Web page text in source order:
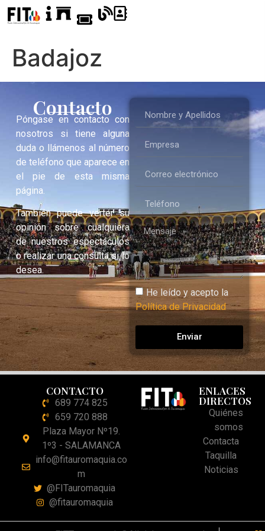
Badajoz
Contacto
Póngase en contacto con
nosotros si tiene alguna
duda o llámenos al número
de teléfono que aparece en
el pie de esta misma
página.
También puede verter su
opinión sobre cualquiera
de nuestros espectáculos
o realizar una consulta si lo
desea.
He leído y acepto la
Política de Privacidad
Enviar
CONTACTO
689 774 825
659 720 888
Plaza Mayor Nº19.
1º3 - SALAMANCA
info@fitauromaquia.co
m
@FITauromaquia
@fitauromaquia
ENLACES
DIRECTOS
Quiénes
somos
Contacta
Taquilla
Noticias